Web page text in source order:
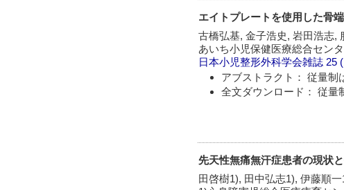
エイトプレートを使用した骨
古橋弘基, 金子浩史, 岩田浩志,
あいち小児保健医療総合セン
日本小児整形外科学会雑誌 25
アブストラクト： 従量制
全文ダウンロード： 従量
先天性無痛無汗症患者の現状
田啓樹1), 田中弘志1), 伊藤順